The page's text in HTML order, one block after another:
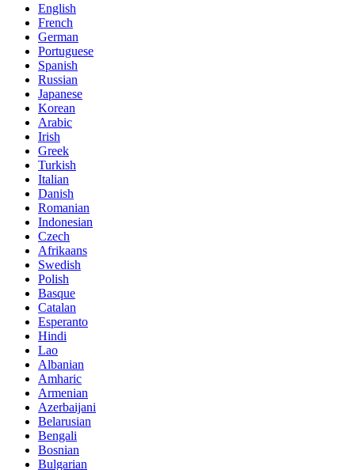
English
French
German
Portuguese
Spanish
Russian
Japanese
Korean
Arabic
Irish
Greek
Turkish
Italian
Danish
Romanian
Indonesian
Czech
Afrikaans
Swedish
Polish
Basque
Catalan
Esperanto
Hindi
Lao
Albanian
Amharic
Armenian
Azerbaijani
Belarusian
Bengali
Bosnian
Bulgarian